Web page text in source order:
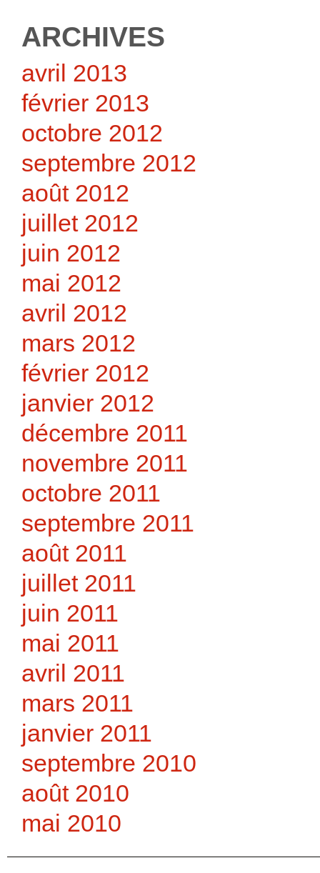
ARCHIVES
avril 2013
février 2013
octobre 2012
septembre 2012
août 2012
juillet 2012
juin 2012
mai 2012
avril 2012
mars 2012
février 2012
janvier 2012
décembre 2011
novembre 2011
octobre 2011
septembre 2011
août 2011
juillet 2011
juin 2011
mai 2011
avril 2011
mars 2011
janvier 2011
septembre 2010
août 2010
mai 2010